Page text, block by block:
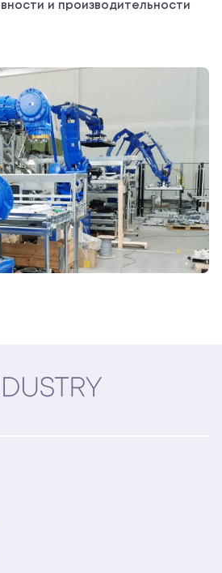
и производительности